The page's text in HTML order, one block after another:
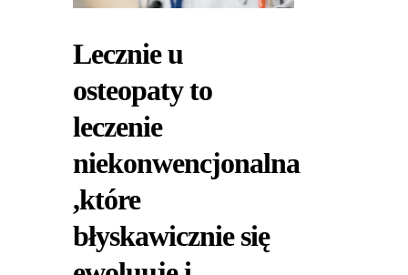
Lecznie u
osteopaty to
leczenie
niekonwencjonalna
,które
błyskawicznie się